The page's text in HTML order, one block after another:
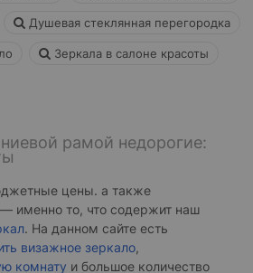
Душевая стеклянная перегородка
Зеркала в салоне красоты
рамой недорогие:
цены. а также
именно то, что содержит наш
. На данном сайте есть
визажное зеркало,
комнату и большое количество